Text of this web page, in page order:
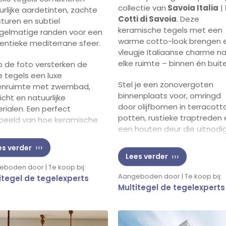
aardetinten, zachte
en subtiel
randen voor een
mediterrane sfeer.
de foto versterken de
tegels een luxe
met zwembad,
en natuurlijke
Een perfect
van hoe keramische
samenbrengen.
voor interieur en
keramiek van
design met
uitstraling
verder
door | Te koop bij:
de tegelexperts
collectie van Savoia Italia |
Cotti di Savoia. Deze
keramische tegels met een
warme cotto-look brengen
vleugje Italiaanse charme
elke ruimte – binnen én
Stel je een zonovergoten
binnenplaats voor, omringd
door olijfbomen in
potten, rustieke traptreden
een houten deur die
straalt pure klasse uit dankzij
authentieke uitstraling van
Savoia Italia tegels. 🌞✨
Deze tegels zijn niet alleen
Lees verder
Aangeboden door | Te koop bij:
Multitegel de tegelexperts